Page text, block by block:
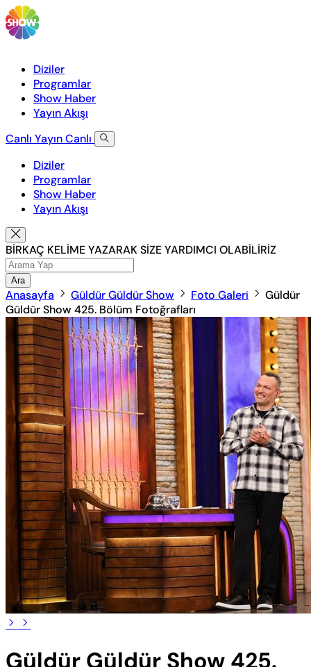
Diziler
Programlar
Show Haber
Yayın Akışı
Canlı YayınCanlı
Diziler
Programlar
Show Haber
Yayın Akışı
BİRKAÇ KELİME YAZARAK SİZE YARDIMCI OLABİLİRİZ
Ara
Anasayfa Güldür Güldür Show Foto Galeri
Güldür
Güldür Show 425. Bölüm Fotoğrafları
Güldür Güldür Show 425.